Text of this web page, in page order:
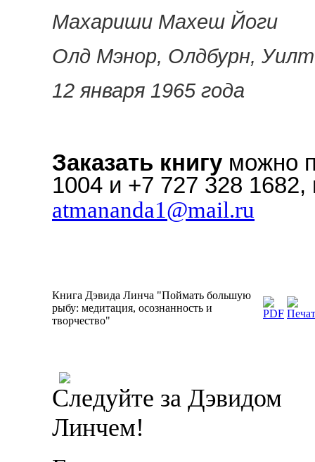
Махариши Махеш Йоги
Олд Мэнор, Олдбурн,
12 января 1965 года
Заказать книгу можно
1004 и +7 727 328
atmananda1@mail.ru
Книга Дэвида Линча "Поймать большую
рыбу: медитация, осознанность и
творчество"
Следуйте за Дэвидом
Линчем!